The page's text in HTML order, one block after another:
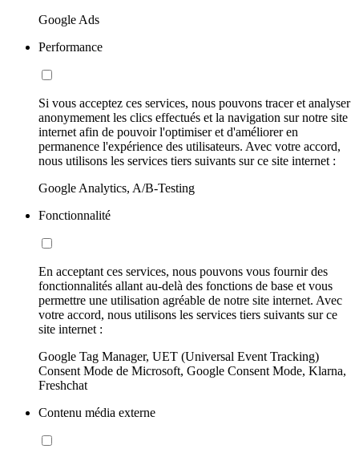
Google Ads
Performance
Si vous acceptez ces services, nous pouvons tracer et analyser
anonymement les clics effectués et la navigation sur notre site
internet afin de pouvoir l'optimiser et d'améliorer en
permanence l'expérience des utilisateurs. Avec votre accord,
nous utilisons les services tiers suivants sur ce site internet :
Google Analytics, A/B-Testing
Fonctionnalité
En acceptant ces services, nous pouvons vous fournir des
fonctionnalités allant au-delà des fonctions de base et vous
permettre une utilisation agréable de notre site internet. Avec
votre accord, nous utilisons les services tiers suivants sur ce
site internet :
Google Tag Manager, UET (Universal Event Tracking)
Consent Mode de Microsoft, Google Consent Mode, Klarna,
Freshchat
Contenu média externe